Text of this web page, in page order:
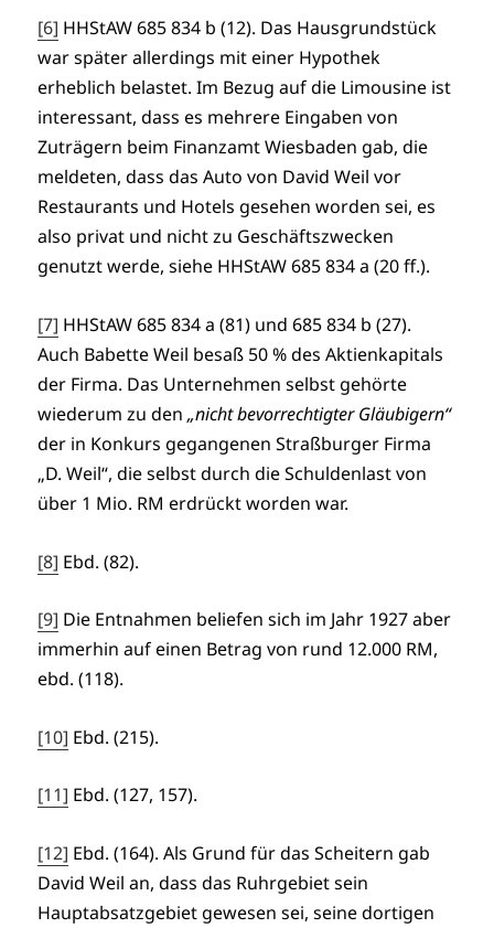
[6] HHStAW 685 834 b (12). Das Hausgrundstück
war später allerdings mit einer Hypothek
erheblich belastet. Im Bezug auf die Limousine ist
interessant, dass es mehrere Eingaben von
Zuträgern beim Finanzamt Wiesbaden gab, die
meldeten, dass das Auto von David Weil vor
Restaurants und Hotels gesehen worden sei, es
also privat und nicht zu Geschäftszwecken
genutzt werde, siehe HHStAW 685 834 a (20 ff.).
[7] HHStAW 685 834 a (81) und 685 834 b (27).
Auch Babette Weil besaß 50 % des Aktienkapitals
der Firma. Das Unternehmen selbst gehörte
wiederum zu den„nicht bevorrechtigter Gläubigern“
der in Konkurs gegangenen Straßburger Firma
„D. Weil“, die selbst durch die Schuldenlast von
über 1 Mio. RM erdrückt worden war.
[8] Ebd. (82).
[9] Die Entnahmen beliefen sich im Jahr 1927 aber
immerhin auf einen Betrag von rund 12.000 RM,
ebd. (118).
[10] Ebd. (215).
[11] Ebd. (127, 157).
[12] Ebd. (164). Als Grund für das Scheitern gab
David Weil an, dass das Ruhrgebiet sein
Hauptabsatzgebiet gewesen sei, seine dortigen